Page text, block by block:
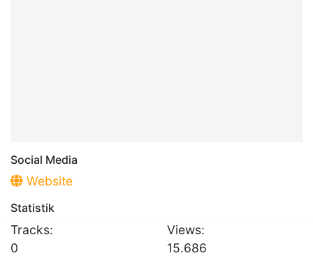
Social Media
Website
Statistik
Tracks:
0
Views:
15.686